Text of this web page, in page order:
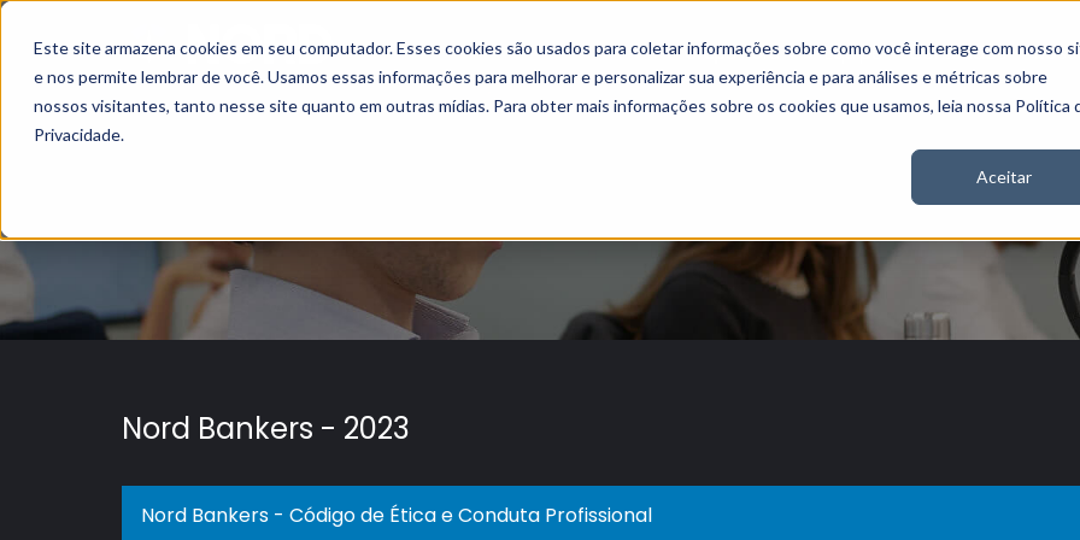
Este site armazena cookies em seu computador. Esses cookies são usados para coletar informações sobre como você interage com nosso
e nos permite lembrar de você. Usamos essas informações para melhorar e personalizar sua experiência e para análises e métricas sobre
nossos visitantes, tanto nesse site quanto em outras mídias. Para obter mais informações sobre os cookies que usamos, leia nossa Política
Privacidade.
Aceitar
Grupo Nord Equipe Conteúdos
Nord Bankers - 2023
Nord Bankers - Código de Ética e Conduta Profissional